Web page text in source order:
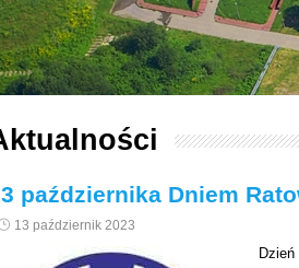
października Dniem
13 październik 2023
Dzień